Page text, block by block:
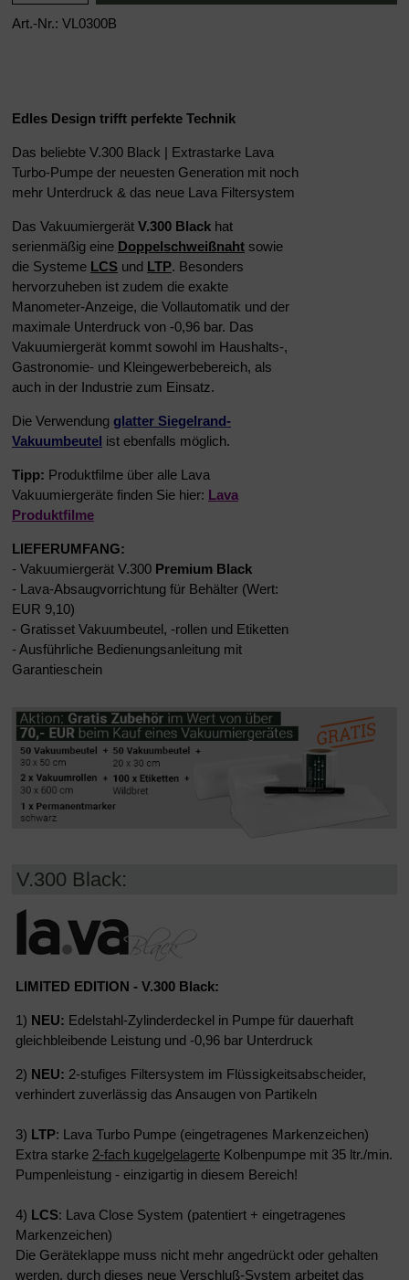
Art.-Nr.: VL0300B
Edles Design trifft perfekte Technik
Das beliebte V.300 Black | Extrastarke Lava
Turbo-Pumpe der neuesten Generation mit noch
mehr Unterdruck & das neue Lava Filtersystem
Das Vakuumiergerät V.300 Black hat
serienmäßig eine Doppelschweißnaht sowie
die Systeme LCS und LTP. Besonders
hervorzuheben ist zudem die exakte
Manometer-Anzeige, die Vollautomatik und der
maximale Unterdruck von -0,96 bar. Das
Vakuumiergerät kommt sowohl im Haushalts-,
Gastronomie- und Kleingewerbebereich, als
auch in der Industrie zum Einsatz.
Die Verwendung glatter Siegelrand-
Vakuumbeutel ist ebenfalls möglich.
Tipp: Produktfilme über alle Lava
Vakuumiergeräte finden Sie hier: Lava
Produktfilme
LIEFERUMFANG:
- Vakuumiergerät V.300 Premium Black
- Lava-Absaugvorrichtung für Behälter (Wert:
EUR 9,10)
- Gratisset Vakuumbeutel, -rollen und Etiketten
- Ausführliche Bedienungsanleitung mit
Garantieschein
V.300 Black:
LIMITED EDITION - V.300 Black:
1) NEU: Edelstahl-Zylinderdeckel in Pumpe für dauerhaft
gleichbleibende Leistung und -0,96 bar Unterdruck
2) NEU: 2-stufiges Filtersystem im Flüssigkeitsabscheider,
verhindert zuverlässig das Ansaugen von Partikeln
3) LTP: Lava Turbo Pumpe (eingetragenes Markenzeichen)
Extra starke 2-fach kugelgelagerte Kolbenpumpe mit 35 ltr./min.
Pumpenleistung - einzigartig in diesem Bereich!
4) LCS: Lava Close System (patentiert + eingetragenes
Markenzeichen)
Die Geräteklappe muss nicht mehr angedrückt oder gehalten
werden, durch dieses neue Verschluß-System arbeitet das